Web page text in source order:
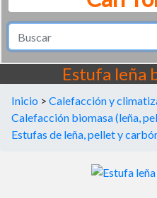
Estufa leña
Inicio > Calefacción y
Calefacción biomasa (leña,
Estufas de leña, pellet y